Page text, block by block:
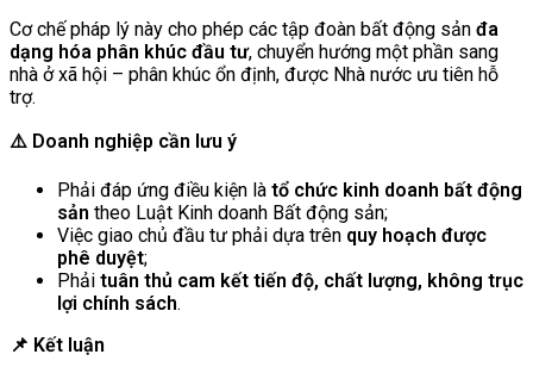
Cơ chế pháp lý này cho phép các tập đoàn bất động sản đa
dạng hóa phân khúc đầu tư, chuyển hướng một phần sang
nhà ở xã hội – phân khúc ổn định, được Nhà nước ưu tiên hỗ
trợ.
⚠️ Doanh nghiệp cần lưu ý
Phải đáp ứng điều kiện là tổ chức kinh doanh bất động
sản theo Luật Kinh doanh Bất động sản;
Việc giao chủ đầu tư phải dựa trên quy hoạch được
phê duyệt;
Phải tuân thủ cam kết tiến độ, chất lượng, không trục
lợi chính sách.
📌 Kết luận